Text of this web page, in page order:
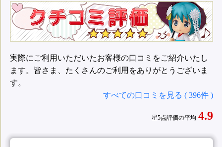
実際にご利用いただいたお客様の口コミをご紹介いたし
ます。皆さま、たくさんのご利用をありがとうございま
す。
すべての口コミを見る ( 396件 )
星5点評価の平均 4.9